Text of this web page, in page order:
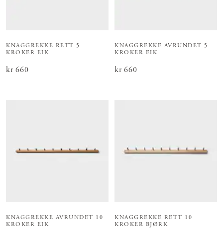
KNAGGREKKE RETT 5
KROKER EIK
Pris:kr 660
kr 660
KNAGGREKKE AVRUNDET 5
KROKER EIK
Pris:kr 660
kr 660
KNAGGREKKE AVRUNDET 10
KROKER EIK
KNAGGREKKE RETT 10
KROKER BJØRK